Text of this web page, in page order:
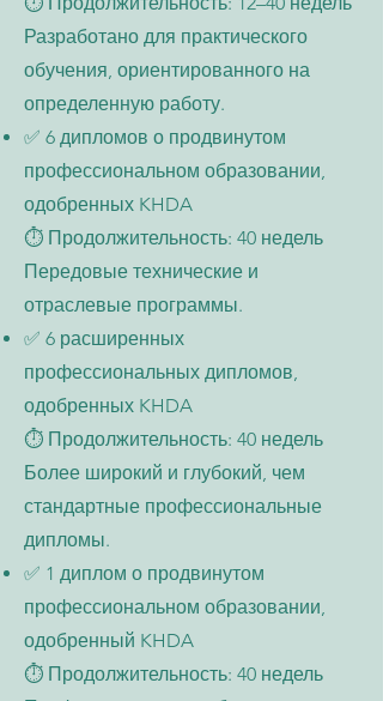
Разработано для практического
обучения, ориентированного на
определенную работу.
✅ 6 дипломов о продвинутом
профессиональном образовании,
одобренных KHDA
⏱️ Продолжительность: 40 недель
Передовые технические и
отраслевые программы.
✅ 6 расширенных
профессиональных дипломов,
одобренных KHDA
⏱️ Продолжительность: 40 недель
Более широкий и глубокий, чем
стандартные профессиональные
дипломы.
✅ 1 диплом о продвинутом
профессиональном образовании,
одобренный KHDA
⏱️ Продолжительность: 40 недель